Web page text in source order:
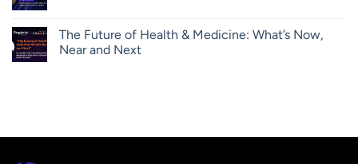
The Future of Health & Medicine: What’s Now,
Near and Next